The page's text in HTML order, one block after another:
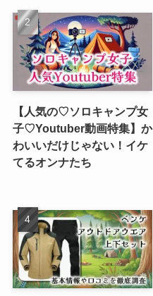
【人気の♡ソロキャンプ女
子♡Youtuber動画特集】か
わいいだけじゃない！イケ
てるオンナたち